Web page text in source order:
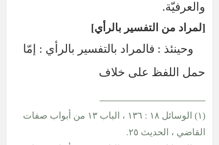
التفسير بالرأي
: فالمراد بالتفسير بالرأي : إمّا
على خلاف
(١) الوسائل ١٨ : ١٣٦ ، الباب ١٣ من أبواب صفات
٢٥.